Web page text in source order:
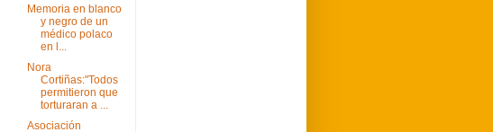
Memoria en blanco
y negro de un
médico polaco
en l...
Nora
Cortiñas:"Todos
permitieron que
torturaran a ...
Asociación